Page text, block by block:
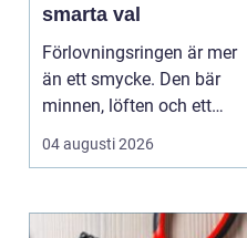
smarta val
Förlovningsringen är mer
än ett smycke. Den bär
minnen, löften och ett
vardagsliv tillsammans.
Samtidigt innebär valet
vilket material håller
04 augusti 2026